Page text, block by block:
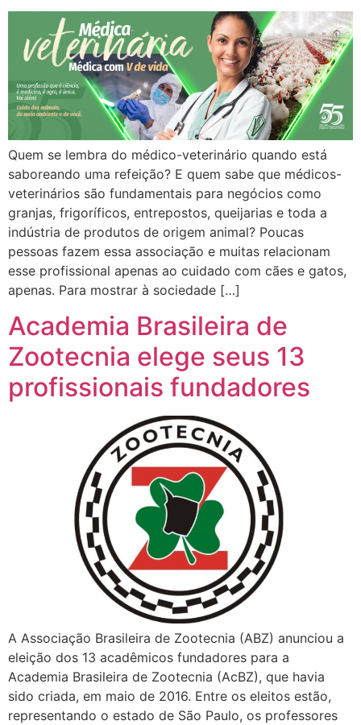
Quem se lembra do médico-veterinário quando está
saboreando uma refeição? E quem sabe que médicos-
veterinários são fundamentais para negócios como
granjas, frigoríficos, entrepostos, queijarias e toda a
indústria de produtos de origem animal? Poucas
pessoas fazem essa associação e muitas relacionam
esse profissional apenas ao cuidado com cães e gatos,
apenas. Para mostrar à sociedade […]
Academia Brasileira de
Zootecnia elege seus 13
profissionais fundadores
A Associação Brasileira de Zootecnia (ABZ) anunciou a
eleição dos 13 acadêmicos fundadores para a
Academia Brasileira de Zootecnia (AcBZ), que havia
sido criada, em maio de 2016. Entre os eleitos estão,
representando o estado de São Paulo, os professores